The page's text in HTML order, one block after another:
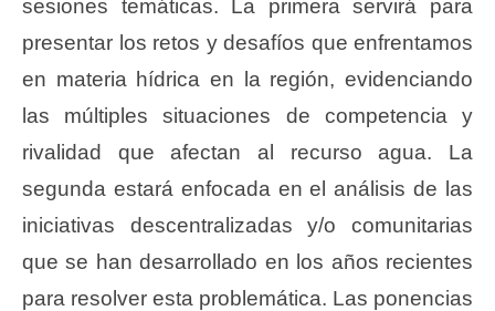
sesiones temáticas. La primera servirá para
presentar los retos y desafíos que enfrentamos
en materia hídrica en la región, evidenciando
las múltiples situaciones de competencia y
rivalidad que afectan al recurso agua. La
segunda estará enfocada en el análisis de las
iniciativas descentralizadas y/o comunitarias
que se han desarrollado en los años recientes
para resolver esta problemática. Las ponencias